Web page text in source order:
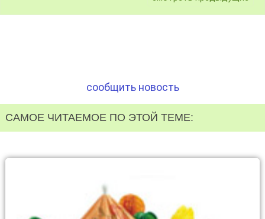
сообщить новость
САМОЕ ЧИТАЕМОЕ ПО ЭТОЙ ТЕМЕ: